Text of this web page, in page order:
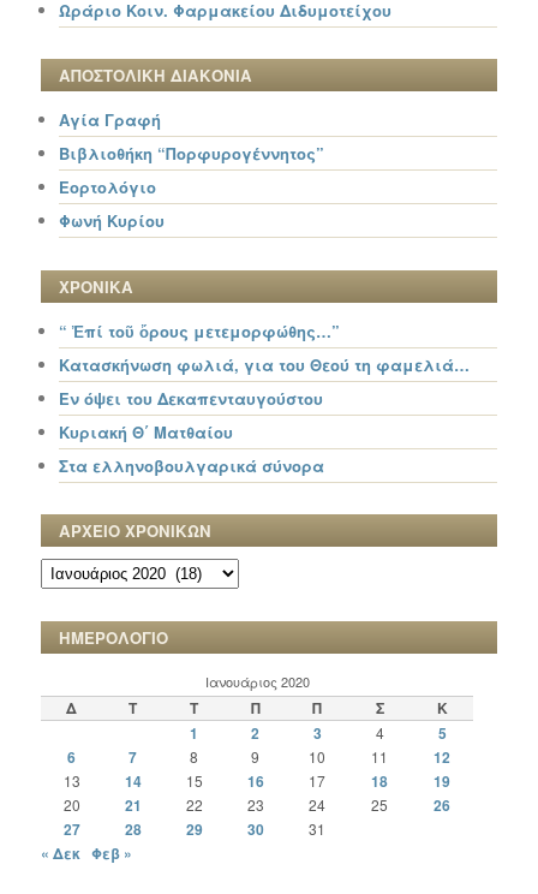
Ωράριο Κοιν. Φαρμακείου Διδυμοτείχου
ΑΠΟΣΤΟΛΙΚΗ ΔΙΑΚΟΝΙΑ
Αγία Γραφή
Βιβλιοθήκη “Πορφυρογέννητος”
Εορτολόγιο
Φωνή Κυρίου
ΧΡΟΝΙΚΑ
“ Ἐπί τοῦ ὄρους μετεμορφώθης…”
Κατασκήνωση φωλιά, για του Θεού τη φαμελιά…
Εν όψει του Δεκαπενταυγούστου
Κυριακή Θ΄ Ματθαίου
Στα ελληνοβουλγαρικά σύνορα
ΑΡΧΕΙΟ ΧΡΟΝΙΚΩΝ
ΑΡΧΕΙΟ
ΧΡΟΝΙΚΩΝ
ΗΜΕΡΟΛΟΓΙΟ
Ιανουάριος 2020
Δ Τ Τ Π Π Σ
Κ
1
2 3 4
5
6
7 8 9 10 11 12
13 14 15 16 17 18 19
20 21 22 23 24 25
26
27
28 29 30 31
« Δεκ Φεβ »